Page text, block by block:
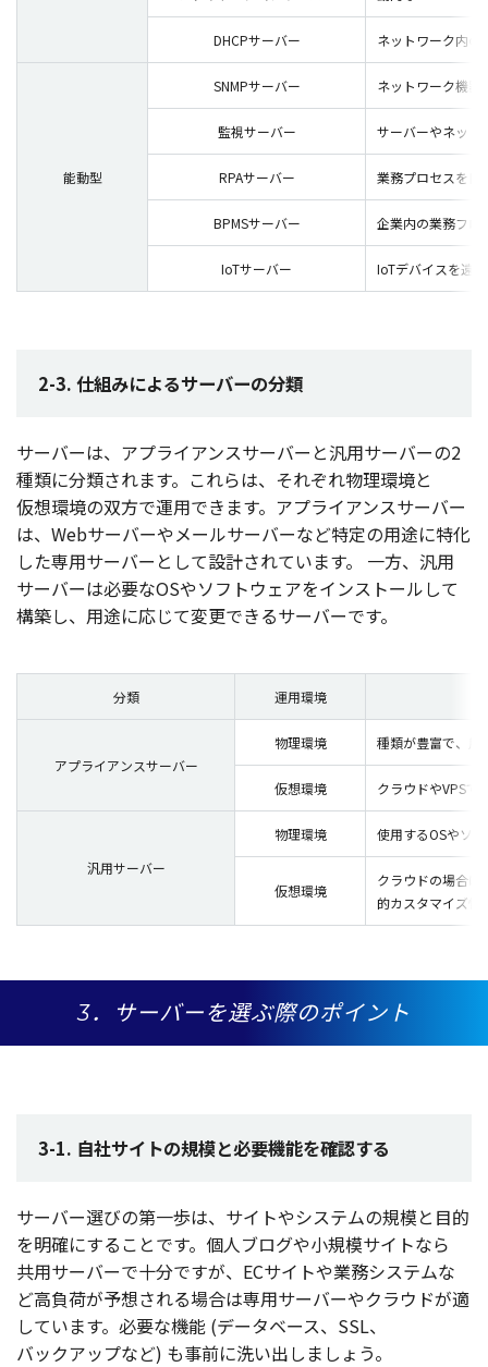
DHCPサーバー ネットワーク内の
能動型
SNMPサーバー ネットワーク機器
監視サーバー サーバーやネット
RPAサーバー 業務プロセスを自
BPMSサーバー 企業内の業務フロ
IoTサーバー IoTデバイスを遠
2-3. 仕組みによるサーバーの分類
サーバーは、 アプライアンスサーバー と汎用サーバーの2
種類に分類されます。これらは、それぞれ物理環境と
仮想環境の双方で運用できます。 アプライアンスサーバー
は、Webサーバーやメールサーバーなど特定の用途に特化
した専用サーバー として設計されています。 一方、 汎用
サーバーは必要なOSやソフトウェアをインストールして
構築し、 用途に応じて変更できるサーバーです。
分類 運用環境
アプライアンスサーバー
物理環境 種類が豊富で、用
仮想環境 クラウドやVPSで
汎用サーバー
物理環境 使用するOSやソ
仮想環境
クラウドの場合は
的カスタマイズ性
3．サーバーを選ぶ際のポイント
3-1. 自社サイトの規模と必要機能を確認する
サーバー選びの第一歩は、 サイトやシステムの規模と 目的
を明確にすることです。 個人 ブログや小規模サイトなら
共用サーバーで十分ですが、ECサイトや業務システムな
ど高負荷が予想される場合は専用サーバーやクラウドが適
しています。 必要な機能 (データベース、SSL、
バックアップなど) も事前に洗い出しましょう。